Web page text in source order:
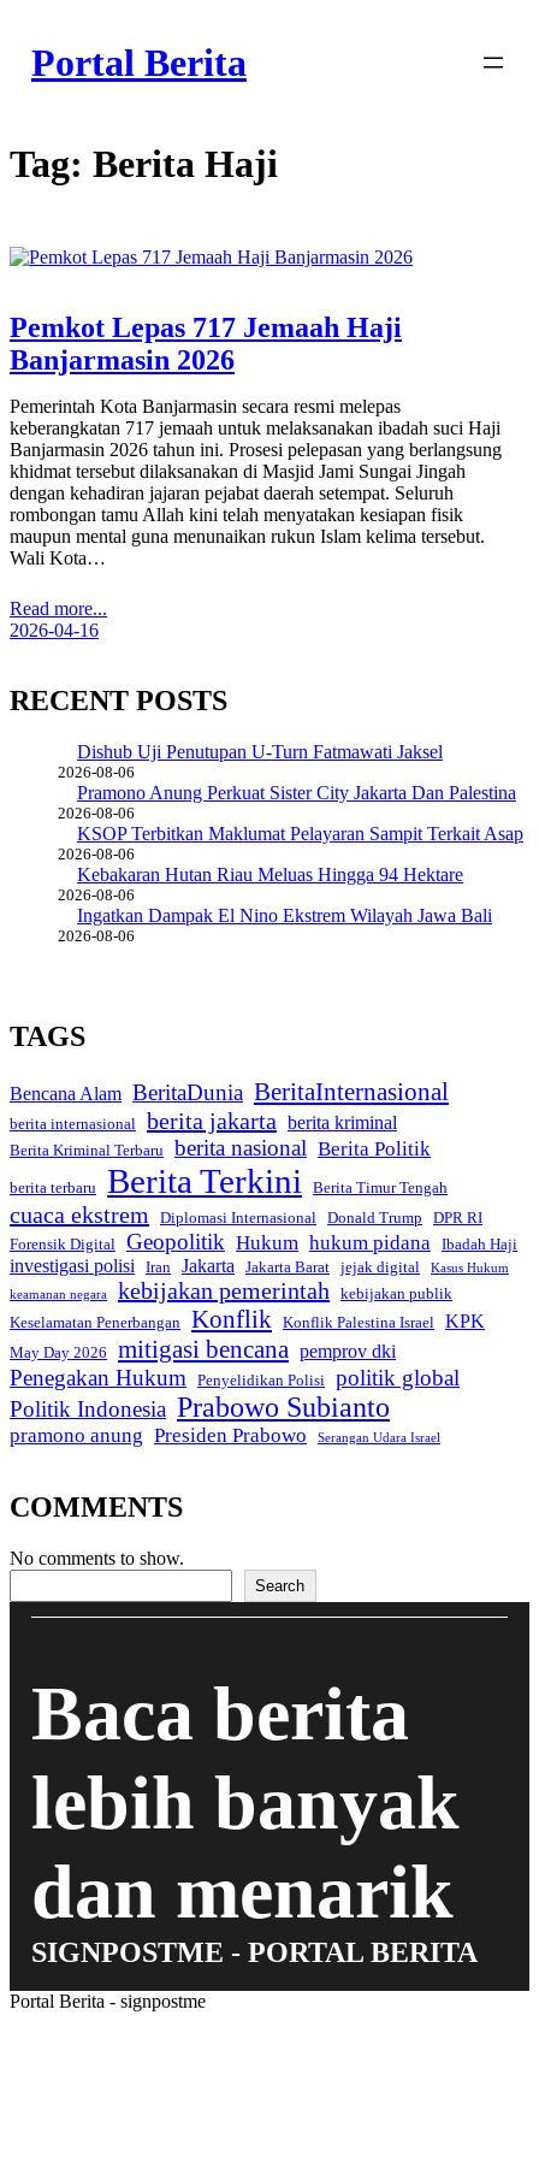
content
Portal Berita
Tag: Berita Haji
Pemkot Lepas 717 Jemaah Haji
Banjarmasin 2026
Pemerintah Kota Banjarmasin secara resmi melepas
keberangkatan 717 jemaah untuk melaksanakan ibadah suci Haji
Banjarmasin 2026 tahun ini. Prosesi pelepasan yang berlangsung
khidmat tersebut dilaksanakan di Masjid Jami Sungai Jingah
dengan kehadiran jajaran pejabat daerah setempat. Seluruh
rombongan tamu Allah kini telah menyatakan kesiapan fisik
maupun mental guna menunaikan rukun Islam kelima tersebut.
Wali Kota…
Read more...
2026-04-16
RECENT POSTS
Dishub Uji Penutupan U-Turn Fatmawati Jaksel
2026-08-06
Pramono Anung Perkuat Sister City Jakarta Dan Palestina
2026-08-06
KSOP Terbitkan Maklumat Pelayaran Sampit Terkait Asap
2026-08-06
Kebakaran Hutan Riau Meluas Hingga 94 Hektare
2026-08-06
Ingatkan Dampak El Nino Ekstrem Wilayah Jawa Bali
2026-08-06
TAGS
Bencana Alam BeritaDunia BeritaInternasional
berita internasional berita jakarta berita kriminal
Berita Kriminal Terbaru berita nasional Berita Politik
berita terbaru Berita Terkini Berita Timur Tengah
cuaca ekstrem Diplomasi Internasional Donald Trump
DPR RI
Forensik Digital Geopolitik Hukum hukum pidana Ibadah Haji
investigasi polisi Iran Jakarta Jakarta Barat jejak digital
Kasus Hukum
keamanan negara
kebijakan pemerintah
kebijakan publik
Keselamatan Penerbangan Konflik Konflik Palestina Israel KPK
May Day 2026 mitigasi bencana pemprov dki
Penegakan Hukum Penyelidikan Polisi politik global
Politik Indonesia Prabowo Subianto
pramono anung Presiden Prabowo Serangan Udara Israel
COMMENTS
No comments to show.
Search
Baca berita
lebih banyak
dan menarik
SIGNPOSTME - PORTAL BERITA
Portal Berita - signpostme